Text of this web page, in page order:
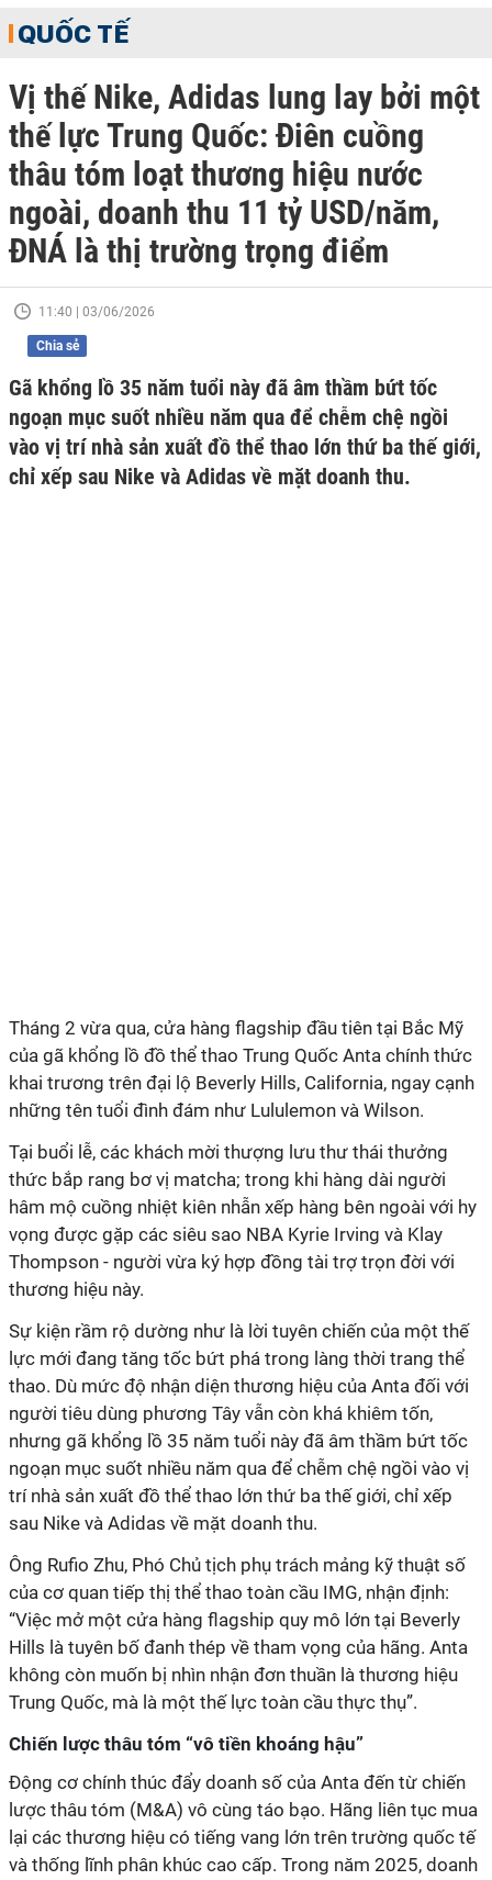
QUỐC TẾ
Vị thế Nike, Adidas lung lay bởi một
thế lực Trung Quốc: Điên cuồng
thâu tóm loạt thương hiệu nước
ngoài, doanh thu 11 tỷ USD/năm,
ĐNÁ là thị trường trọng điểm
11:40 | 03/06/2026
Chia sẻ
Gã khổng lồ 35 năm tuổi này đã âm thầm bứt tốc
ngoạn mục suốt nhiều năm qua để chễm chệ ngồi
vào vị trí nhà sản xuất đồ thể thao lớn thứ ba thế giới,
chỉ xếp sau Nike và Adidas về mặt doanh thu.
Tháng 2 vừa qua, cửa hàng flagship đầu tiên tại Bắc Mỹ
của gã khổng lồ đồ thể thao Trung Quốc Anta chính thức
khai trương trên đại lộ Beverly Hills, California, ngay cạnh
những tên tuổi đình đám như Lululemon và Wilson.
Tại buổi lễ, các khách mời thượng lưu thư thái thưởng
thức bắp rang bơ vị matcha; trong khi hàng dài người
hâm mộ cuồng nhiệt kiên nhẫn xếp hàng bên ngoài với hy
vọng được gặp các siêu sao NBA Kyrie Irving và Klay
Thompson - người vừa ký hợp đồng tài trợ trọn đời với
thương hiệu này.
Sự kiện rầm rộ dường như là lời tuyên chiến của một thế
lực mới đang tăng tốc bứt phá trong làng thời trang thể
thao. Dù mức độ nhận diện thương hiệu của Anta đối với
người tiêu dùng phương Tây vẫn còn khá khiêm tốn,
nhưng gã khổng lồ 35 năm tuổi này đã âm thầm bứt tốc
ngoạn mục suốt nhiều năm qua để chễm chệ ngồi vào vị
trí nhà sản xuất đồ thể thao lớn thứ ba thế giới, chỉ xếp
sau Nike và Adidas về mặt doanh thu.
Ông Rufio Zhu, Phó Chủ tịch phụ trách mảng kỹ thuật số
của cơ quan tiếp thị thể thao toàn cầu IMG, nhận định:
“Việc mở một cửa hàng flagship quy mô lớn tại Beverly
Hills là tuyên bố đanh thép về tham vọng của hãng. Anta
không còn muốn bị nhìn nhận đơn thuần là thương hiệu
Trung Quốc, mà là một thế lực toàn cầu thực thụ”.
Chiến lược thâu tóm “vô tiền khoáng hậu”
Động cơ chính thúc đẩy doanh số của Anta đến từ chiến
lược thâu tóm (M&A) vô cùng táo bạo. Hãng liên tục mua
lại các thương hiệu có tiếng vang lớn trên trường quốc tế
và thống lĩnh phân khúc cao cấp. Trong năm 2025, doanh